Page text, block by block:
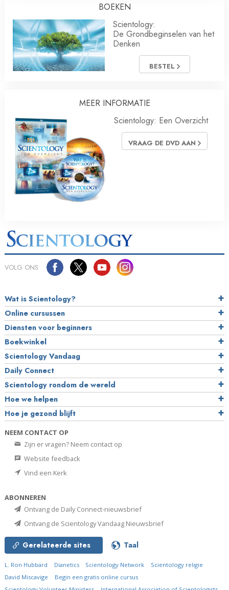
BOEKEN
Scientology:
De Grondbeginselen van het
Denken
BESTEL
MEER INFORMATIE
Scientology: Een Overzicht
VRAAG DE DVD AAN
VOLG ONS
Wat is Scientology?
Online cursussen
Diensten voor beginners
Boekwinkel
Scientology Vandaag
Daily Connect
Scientology rondom de wereld
Hoe we helpen
Hoe je gezond blijft
NEEM CONTACT OP
Zijn er vragen? Neem contact op
Website feedback
Vind een Kerk
ABONNEREN
Ontvang de Daily Connect-nieuwsbrief
Ontvang de Scientology Vandaag Nieuwsbrief
Gerelateerde sites Taal
L. Ron Hubbard Dianetics Scientology Network
Scientology religie
David Miscavige
Begin een gratis online cursus